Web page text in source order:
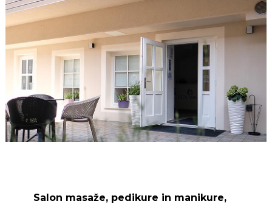
Salon masaže, pedikure in manikure,